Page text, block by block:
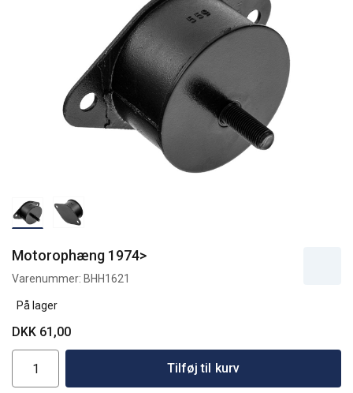
Motorophæng 1974>
Varenummer: BHH1621
På lager
DKK 61,00
Tilføj til kurv